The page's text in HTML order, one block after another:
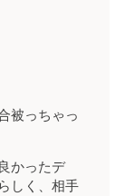
被っちゃっ
かったデ
しく、相手